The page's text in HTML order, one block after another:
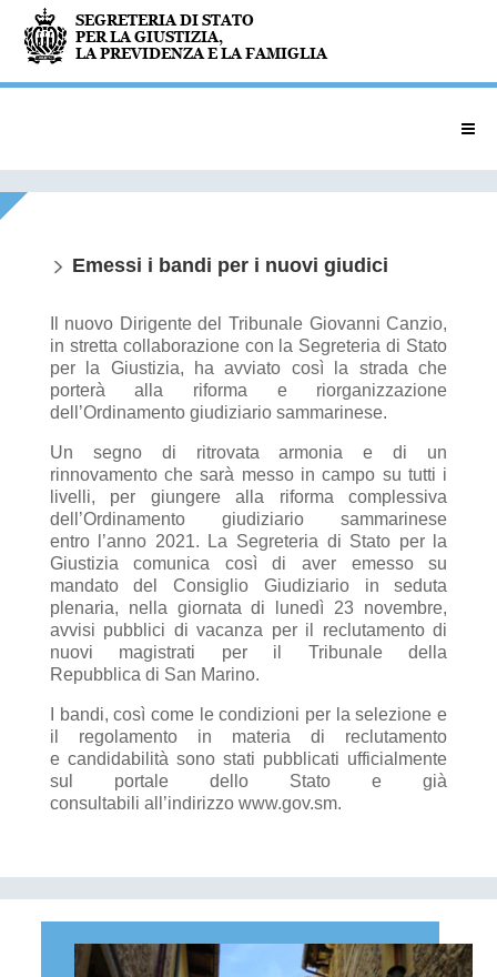
Emessi i bandi per i nuovi giudici
Il nuovo Dirigente del Tribunale Giovanni Canzio,
in stretta collaborazione con la Segreteria di Stato
per la Giustizia, ha avviato così la strada che
porterà alla riforma e riorganizzazione
dell’Ordinamento giudiziario sammarinese.
Un segno di ritrovata armonia e di un
rinnovamento che sarà messo in campo su tutti i
livelli, per giungere alla riforma complessiva
dell’Ordinamento giudiziario sammarinese
entro l’anno 2021. La Segreteria di Stato per la
Giustizia comunica così di aver emesso su
mandato del Consiglio Giudiziario in seduta
plenaria, nella giornata di lunedì 23 novembre,
avvisi pubblici di vacanza per il reclutamento di
nuovi magistrati per il Tribunale della
Repubblica di San Marino.
I bandi, così come le condizioni per la selezione e
il regolamento in materia di reclutamento
e candidabilità sono stati pubblicati ufficialmente
sul portale dello Stato e già
consultabili all’indirizzo www.gov.sm.